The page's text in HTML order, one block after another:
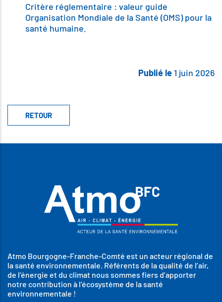
Critère réglementaire : valeur guide
Organisation Mondiale de la Santé (OMS) pour la
santé humaine.
Publié le 1 juin 2026
Atmo Bourgogne-Franche-Comté est un acteur régional de
la santé environnementale. Référents de la qualité de l’air,
de l’énergie et du climat nous sommes fiers d’apporter
notre contribution à l’écosystème de la santé
environnementale !